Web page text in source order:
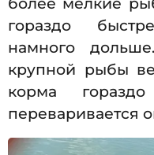
гораздо
намного
крупной рыбы
корма
переваривается